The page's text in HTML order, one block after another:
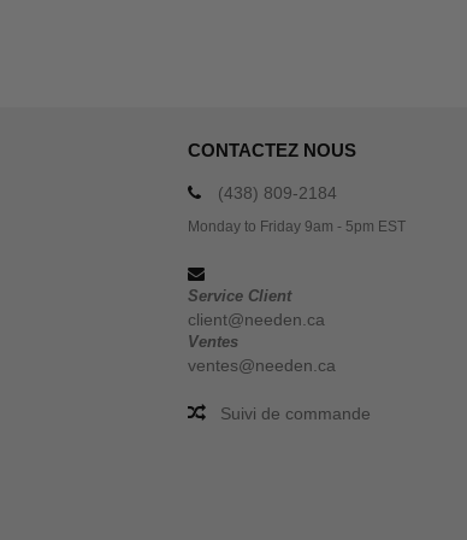
CONTACTEZ NOUS
(438) 809-2184
Monday to Friday 9am - 5pm EST
Service Client
client@needen.ca
Ventes
ventes@needen.ca
Suivi de commande